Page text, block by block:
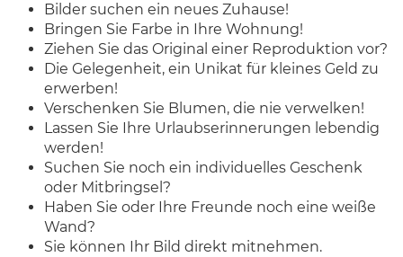
Bilder suchen ein neues Zuhause!
Bringen Sie Farbe in Ihre Wohnung!
Ziehen Sie das Original einer Reproduktion vor?
Die Gelegenheit, ein Unikat für kleines Geld zu
erwerben!
Verschenken Sie Blumen, die nie verwelken!
Lassen Sie Ihre Urlaubserinnerungen lebendig
werden!
Suchen Sie noch ein individuelles Geschenk
oder Mitbringsel?
Haben Sie oder Ihre Freunde noch eine weiße
Wand?
Sie können Ihr Bild direkt mitnehmen.